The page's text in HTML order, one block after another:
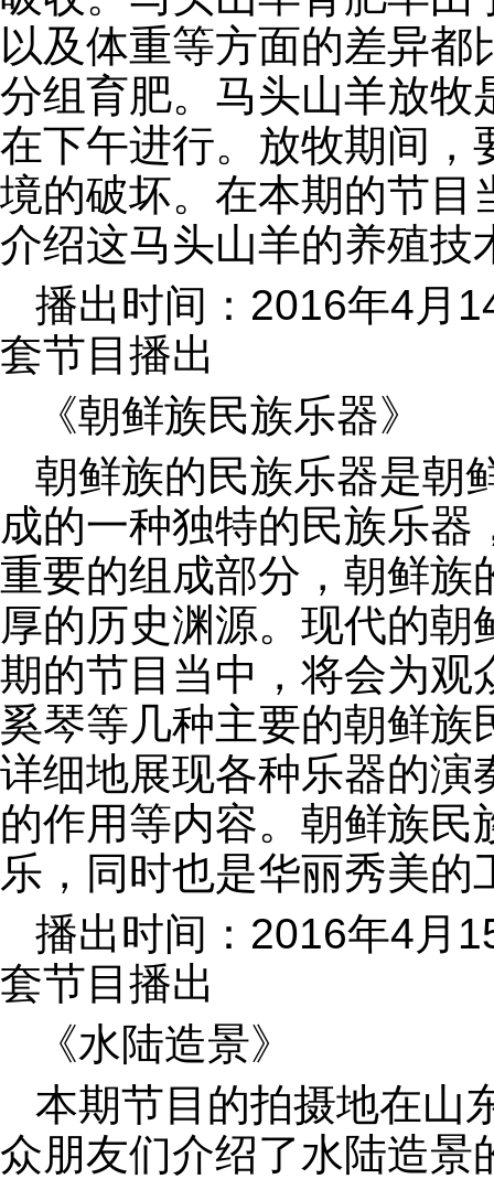
以及体重等方面的差异
分组育肥。马头山羊放牧
在下午进行。放牧期间，
境的破坏。在本期的节目
介绍这马头山羊的养殖技
播出时间：2016年4月
套节目播出
《朝鲜族民族乐器》
朝鲜族的民族乐器是朝
成的一种独特的民族乐
重要的组成部分，朝鲜族
厚的历史渊源。现代的
期的节目当中，将会为观
奚琴等几种主要的朝鲜族
详细地展现各种乐器的演
的作用等内容。朝鲜族
乐，同时也是华丽秀美的
播出时间：2016年4月
套节目播出
《水陆造景》
本期节目的拍摄地在山
众朋友们介绍了水陆造景